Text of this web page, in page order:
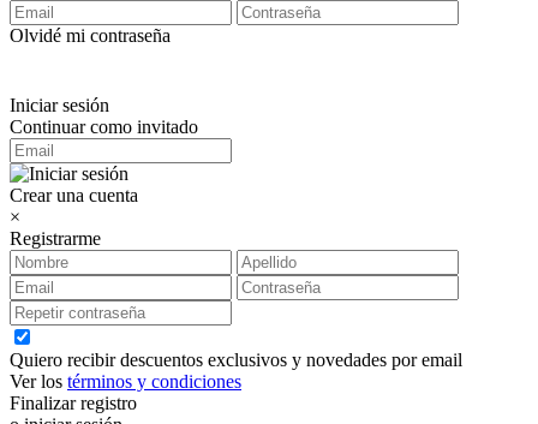
Olvidé mi contraseña
Iniciar sesión
Continuar como invitado
Crear una cuenta
×
Registrarme
Quiero recibir descuentos exclusivos y novedades por email
Ver los términos y condiciones
Finalizar registro